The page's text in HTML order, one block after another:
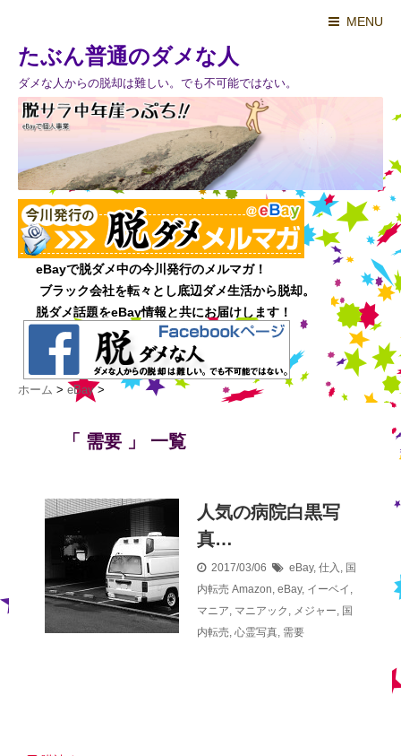
MENU
たぶん普通のダメな人
ダメな人からの脱却は難しい。でも不可能ではない。
ホーム > eBay >
「 需要 」 一覧
人気の病院白黒写
真…
2017/03/06 eBay, 仕入 , 国
内転売 Amazon, eBay, イーベイ ,
マニア, マニアック , メジャー, 国
内転売, 心霊写真, 需要